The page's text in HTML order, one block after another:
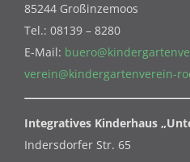
85244 Großinzemoos
Tel.: 08139 – 8280
E-Mail:
verein@kindergartenverein-
Integratives Kinderhaus
Indersdorfer Str. 65